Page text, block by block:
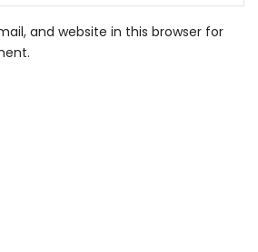
and website in this browser for